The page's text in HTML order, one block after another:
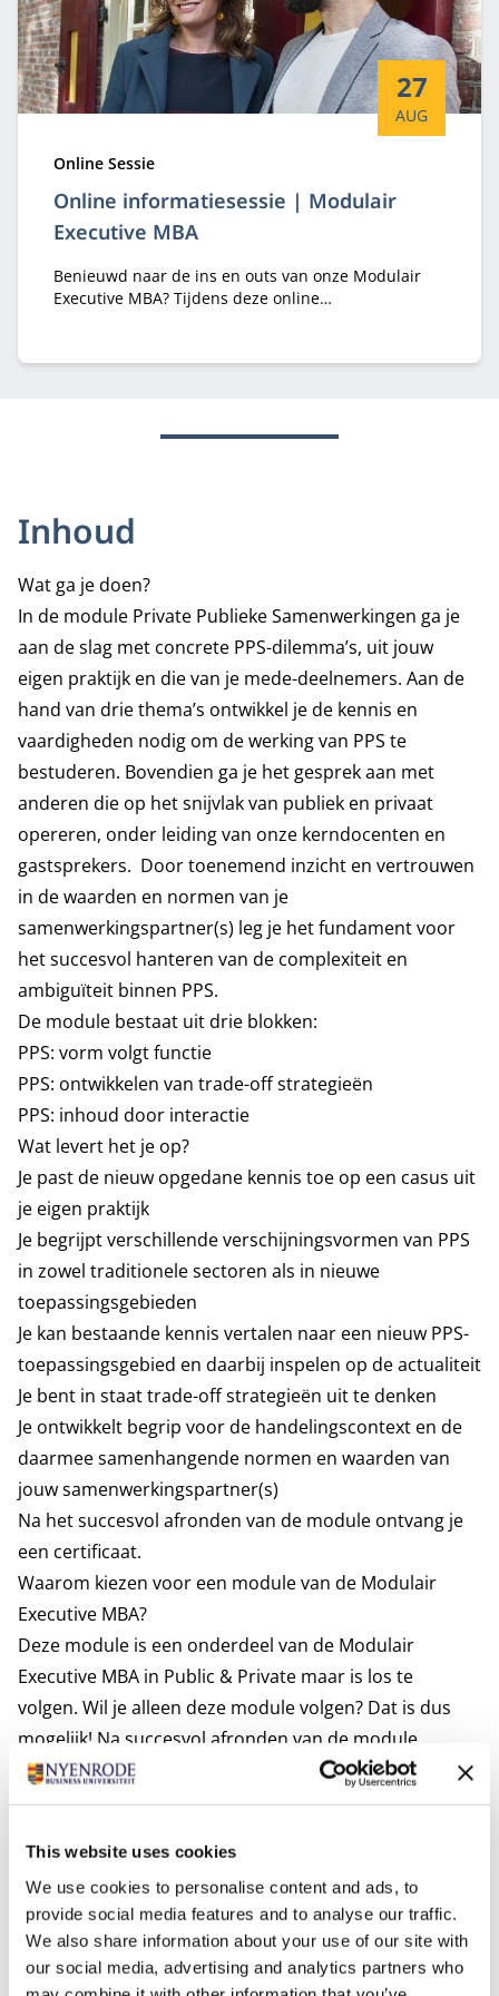
This website uses cookies
We use cookies to personalise content and ads, to
provide social media features and to analyse our traffic.
We also share information about your use of our site with
our social media, advertising and analytics partners who
Online informatiesessie | Modulair
Executive MBA
Startdatum:
27
AUG
Type:
Online Sessie
Benieuwd naar de ins en outs van onze Modulair
Executive MBA? Tijdens deze online
Bie.
Inhoud
Wat ga je doen?
In de module Private Publieke Samenwerkingen ga je
aan de slag met concrete PPS-dilemma’s, uit jouw
eigen praktijk en die van je mede-deelnemers. Aan de
hand van drie thema’s ontwikkel je de kennis en
vaardigheden nodig om de werking van PPS te
bestuderen. Bovendien ga je het gesprek aan met
anderen die op het snijvlak van publiek en privaat
opereren, onder leiding van onze kerndocenten en
gastsprekers. Door toenemend inzicht en vertrouwen
in de waarden en normen van je
samenwerkingspartner(s) leg je het fundament voor
het succesvol hanteren van de complexiteit en
ambiguïteit binnen PPS.
De module bestaat uit drie blokken:
PPS: vorm volgt functie
PPS: ontwikkelen van trade-off strategieën
PPS: inhoud door interactie
Wat levert het je op?
Je past de nieuw opgedane kennis toe op een casus uit
je eigen praktijk
Je begrijpt verschillende verschijningsvormen van PPS
in zowel traditionele sectoren als in nieuwe
toepassingsgebieden
Je kan bestaande kennis vertalen naar een nieuw PPS-
toepassingsgebied en daarbij inspelen op de actualiteit
Je bent in staat trade-off strategieën uit te denken
Je ontwikkelt begrip voor de handelingscontext en de
daarmee samenhangende normen en waarden van
jouw samenwerkingspartner(s)
Na het succesvol afronden van de module ontvang je
een certificaat.
Waarom kiezen voor een module van de Modulair
Executive MBA?
Deze module is een onderdeel van de Modulair
Executive MBA in Public & Private maar is los te
volgen. Wil je alleen deze module volgen? Dat is dus
mogelijk! Na succesvol afronden van de module
ontvang je een certificaat. Smaakt het echter naar
meer en wil je na deze module nog meer modules
mogelijk. Voor het behalen van je MBA-titel volg je zes
minimaal, twee specialisatiemodules, de internationale
studiereis en de MBA thesis.
Meer informatie? Kom naar een belevingssessie.
Wil je meer weten over de inhoud van de module of